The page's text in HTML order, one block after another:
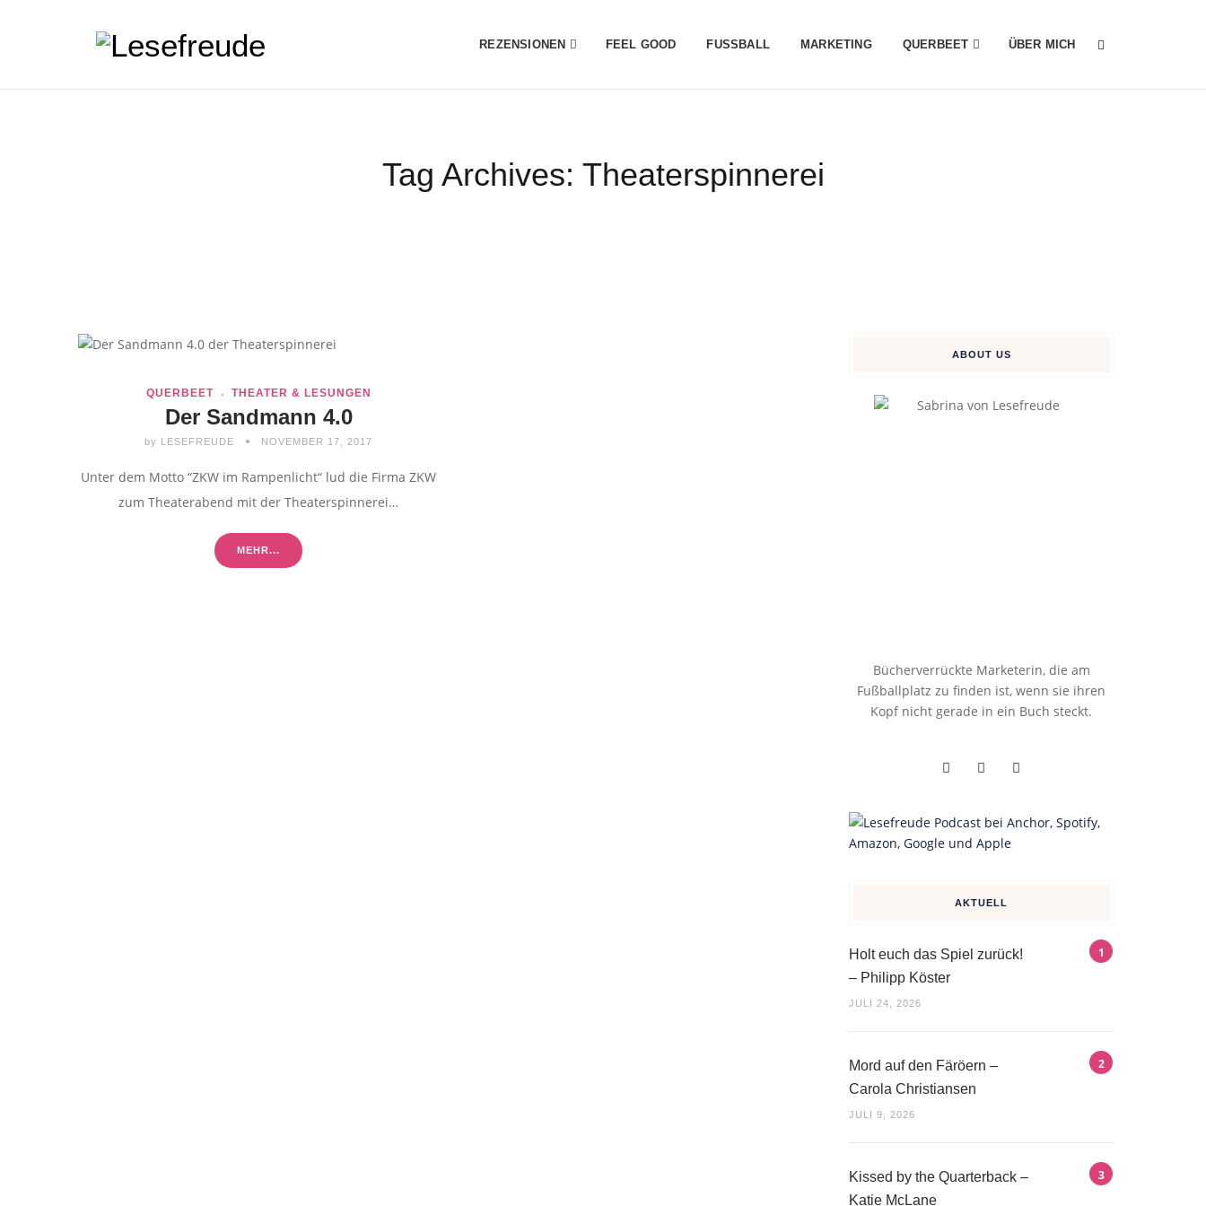
REZENSIONEN FEEL GOOD FUSSBALL MARKETING QUERBEET ÜBER MICH
Tag Archives: Theaterspinnerei
QUERBEET THEATER & LESUNGEN
Der Sandmann 4.0
by LESEFREUDE NOVEMBER 17, 2017
Unter dem Motto “ZKW im Rampenlicht“ lud die Firma ZKW
zum Theaterabend mit der Theaterspinnerei…
MEHR...
ABOUT US
Bücherverrückte Marketerin, die am
Fußballplatz zu finden ist, wenn sie ihren
Kopf nicht gerade in ein Buch steckt.
AKTUELL
Holt euch das Spiel zurück!
– Philipp Köster
JULI 24, 2026
Mord auf den Färöern –
Carola Christiansen
JULI 9, 2026
Kissed by the Quarterback –
Katie McLane